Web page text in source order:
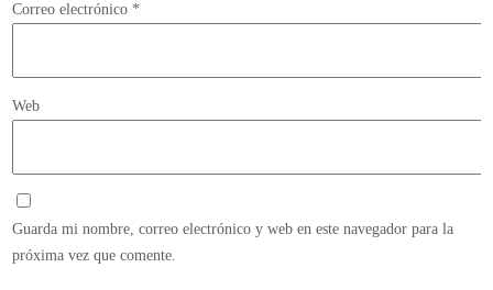
Correo electrónico *
Web
Guarda mi nombre, correo electrónico y web en este navegador para la
próxima vez que comente.